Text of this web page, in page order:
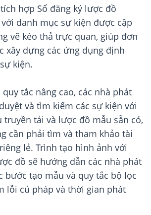
hợp Sổ đăng ký lược đồ
danh mục sự kiện được cập
vẽ kéo thả trực quan, giúp đơn
xây dựng các ứng dụng định
kiện.
tắc nâng cao, các nhà phát
và tìm kiếm các sự kiện với
truyền tải và lược đồ mẫu sẵn có,
cần phải tìm và tham khảo tài
lẻ. Trình tạo hình ảnh với
đồ sẽ hướng dẫn các nhà phát
bước tạo mẫu và quy tắc bộ lọc
lỗi cú pháp và thời gian phát